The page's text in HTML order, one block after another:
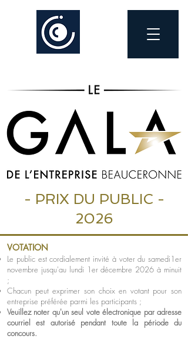
- PRIX DU PUBLIC -
2026
VOTATION
Le public est cordialement invité à voter du samedi1er
novembre jusqu'au lundi 1er décembre 2026 à minuit
;
Chacun peut exprimer son choix en votant pour son
entreprise préférée parmi les participants ;
Veuillez noter qu'un seul vote électronique par adresse
courriel est autorisé pendant toute la période du
concours.